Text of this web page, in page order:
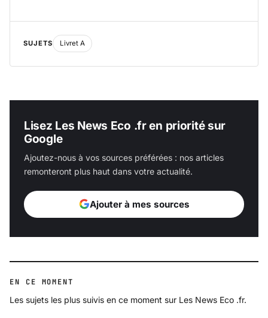
SUJETS Livret A
Lisez Les News Eco .fr en priorité sur
Google
Ajoutez-nous à vos sources préférées : nos articles
remonteront plus haut dans votre actualité.
Ajouter à mes sources
EN CE MOMENT
Les sujets les plus suivis en ce moment sur Les News Eco .fr.